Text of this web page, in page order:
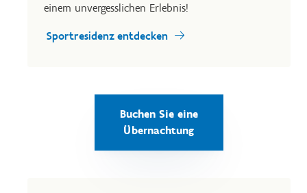
einem unvergesslichen Erlebnis!
Sportresidenz entdecken
Buchen Sie eine
Übernachtung